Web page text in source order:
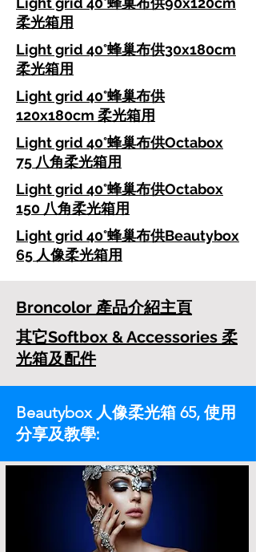
柔光箱用
Light grid 40°蜂巢布供30x180cm
柔光箱用
Light grid 40°蜂巢布供
120x180cm 柔光箱用
Light grid 40°蜂巢布供Octabox
75 八角柔光箱用
Light grid 40°蜂巢布供Octabox
150 八角柔光箱用
Light grid 40°蜂巢布供Beautybox
65 人像柔光箱用
Broncolor 產品介紹主頁
其它Softbox & Accessories 柔
光箱及配件
Beautybox 人像柔光箱 65, 使用
分享及教學: